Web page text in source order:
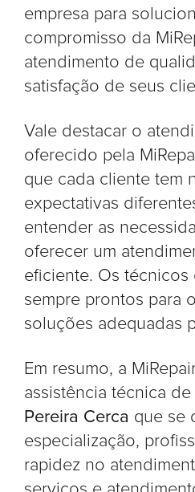
empresa para
compromisso da
atendimento de
satisfação de seus
Vale destacar o
oferecido pela
que cada cliente tem
expectativas
entender as
oferecer um
eficiente. Os técnicos
sempre prontos para
soluções adequadas
Em resumo, a
assistência técnica de
Pereira Cerca que se
especialização,
rapidez no